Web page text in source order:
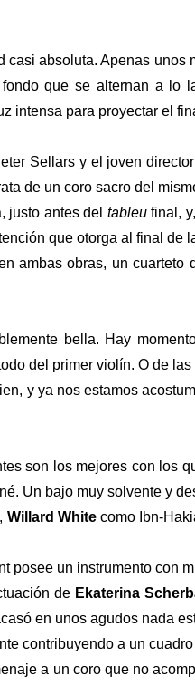
casi absoluta. Apenas
que se alternan a lo
intensa para proyectar el
Sellars y el joven
de un coro sacro del
justo antes del tableufinal,
que otorga al final de
ambas obras, un
bella. Hay
del primer violín. O de
y ya nos estamos
son los mejores con los
Un bajo muy solvente y
Willard Whitecomo Ibn-
posee un instrumento con
de Ekaterina
en unos agudos nada
contribuyendo a un
a un coro que no